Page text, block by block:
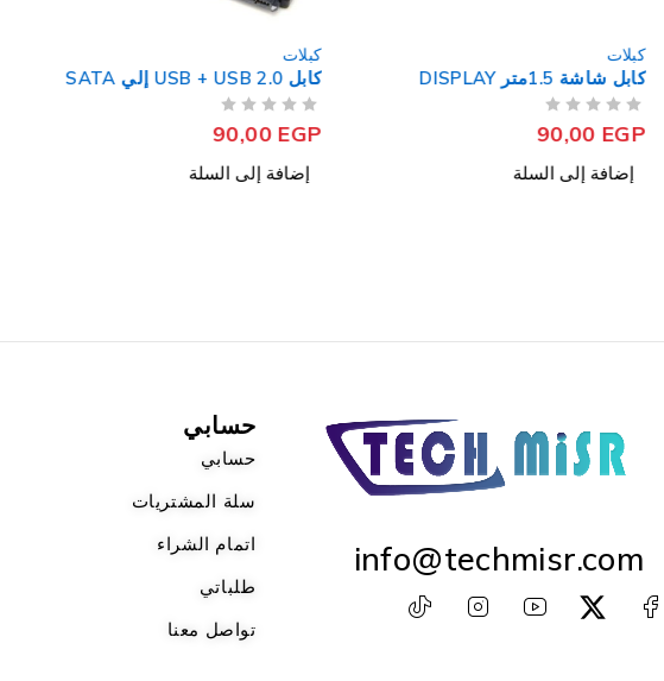
كبلات
كابل شاشة 1.5متر DISPLAY
90,00 EGP
إضافة إلى السلة
كبلات
كابل USB + USB 2.0 إلي SATA
90,00EGP
إضافة إلى السلة
info@techmisr.com
حسابي
حسابي
سلة المشتريات
اتمام الشراء
طلباتي
تواصل معنا